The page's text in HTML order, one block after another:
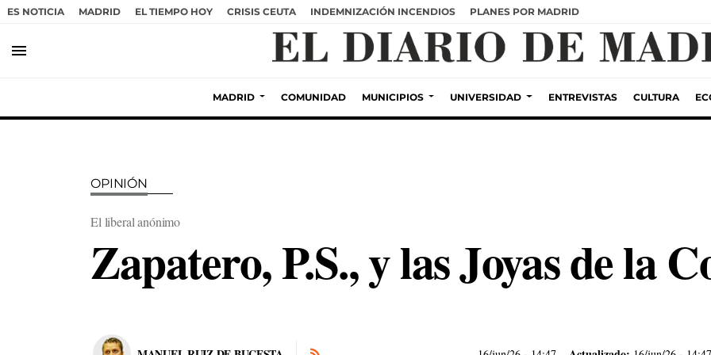
ES NOTICIA MADRID EL TIEMPO HOY CRISIS CEUTA INDEMNIZACIÓN INCENDIOS PLANES POR MADRID
menu
MADRID COMUNIDAD MUNICIPIOS UNIVERSIDAD ENTREVISTAS CULTURA
OPINIÓN
El liberal anónimo
Zapatero, P.S., y las Joyas de la